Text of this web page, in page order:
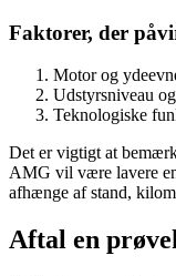
Faktorer, der
Motor og
Udstyrsniveau
Teknologiske
Det er vigtigt at
AMG vil være lavere
afhænge af stand,
Aftal en